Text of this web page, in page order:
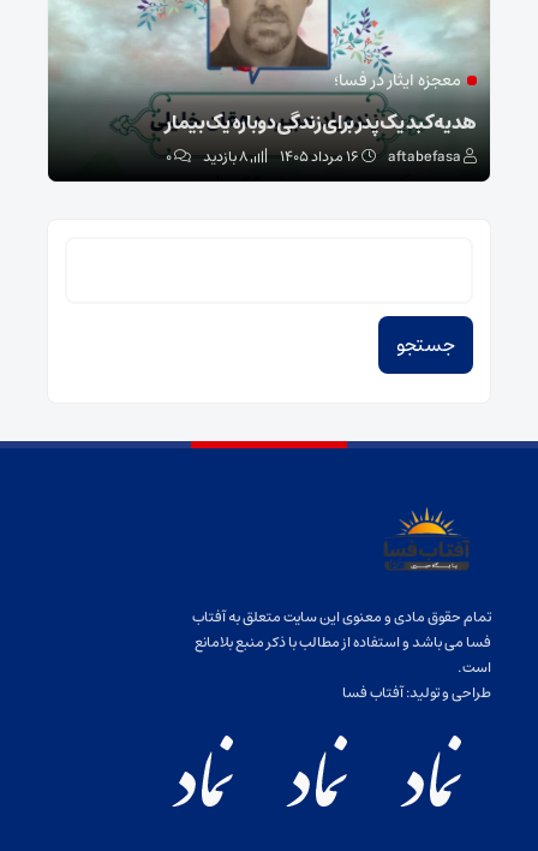
معجزه ایثار در فسا؛
هدیه کبد یک پدر برای زندگی دوباره یک بیمار
aftabefasa ۱۶ مرداد ۱۴۰۵ 8 بازدید ۰
تمام حقوق مادی و معنوی این سایت متعلق به آفتاب
فسا می باشد و استفاده از مطالب با ذکر منبع بلامانع
است.
طراحی و تولید:آفتاب فسا